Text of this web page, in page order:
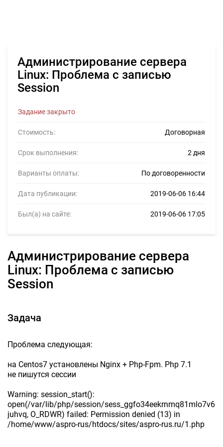
Администрирование сервера
Linux: Проблема с записью
Session
Задание закрыто
Стоимость: Договорная
Срок выполнения: 2 дня
Варианты оплаты: По договоренности
Дата публикации: 2019-06-06 16:44
Был(а) на сайте: 2019-06-06 17:05
Администрирование сервера
Linux: Проблема с записью
Session
Задача
Проблема следующая:
на Centos7 установлены Nginx + Php-Fpm. Php 7.1
не пишутся сессии
Warning: session_start():
open(/var/lib/php/session/sess_ggfo34eekrnmq81mlo7v6
juhvq, O_RDWR) failed: Permission denied (13) in
/home/www/aspro-rus/htdocs/sites/aspro-rus.ru/1.php